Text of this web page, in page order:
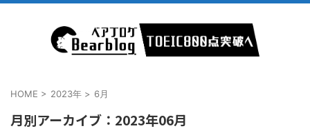
HOME > 2023年 > 6月
月別アーカイブ：2023年06月